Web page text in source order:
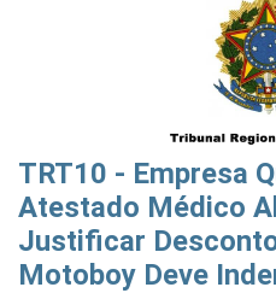
TRT10 - Empresa
Atestado Médico
Justificar
Motoboy Deve